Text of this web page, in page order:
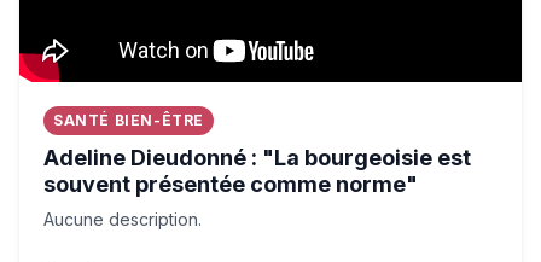
SANTÉ BIEN-ÊTRE
Adeline Dieudonné : "La bourgeoisie est
souvent présentée comme norme"
Aucune description.